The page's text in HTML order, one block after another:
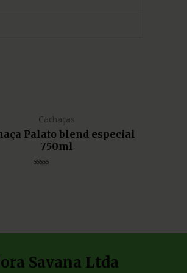
Cachaças
Palato blend especial
750ml
Savana Ltda